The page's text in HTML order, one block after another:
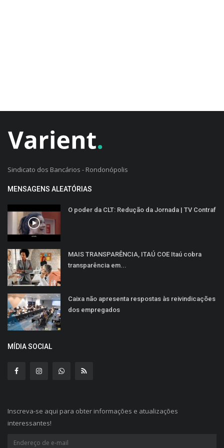
Sindicato dos Bancários - Rondonópolis
MENSAGENS ALEATÓRIAS
O poder da CLT: Redução da Jornada | TV Contraf
MAIS TRANSPARÊNCIA, ITAÚ COE Itaú cobra
transparência em...
Caixa não apresenta respostas às reivindicações
dos empregados
MÍDIA SOCIAL
Inscreva-se aqui para obter informações e atualizações
interessantes!